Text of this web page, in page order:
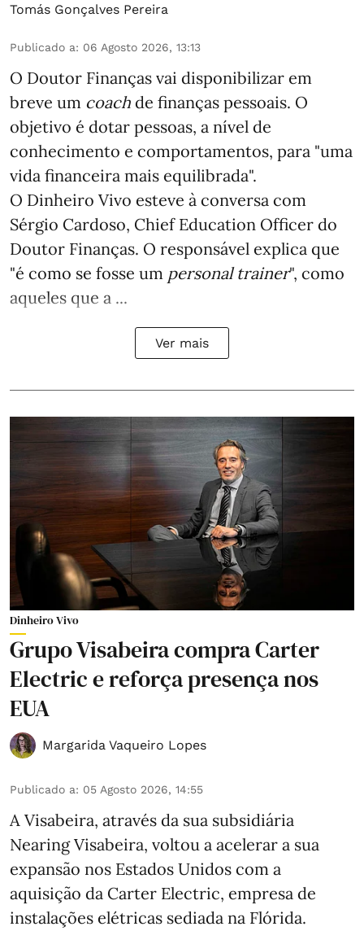
Tomás Gonçalves Pereira
Publicado a: 06 Agosto 2026, 13:13
O Doutor Finanças vai disponibilizar em
breve um coach de finanças pessoais. O
objetivo é dotar pessoas, a nível de
conhecimento e comportamentos, para "uma
vida financeira mais equilibrada".
O Dinheiro Vivo esteve à conversa com
Sérgio Cardoso, Chief Education Officer do
Doutor Finanças. O responsável explica que
"é como se fosse um personal trainer", como
aqueles que a ...
Ver mais
Dinheiro Vivo
Grupo Visabeira compra Carter
Electric e reforça presença nos
EUA
Margarida Vaqueiro Lopes
Publicado a: 05 Agosto 2026, 14:55
A Visabeira, através da sua subsidiária
Nearing Visabeira, voltou a acelerar a sua
expansão nos Estados Unidos com a
aquisição da Carter Electric, empresa de
instalações elétricas sediada na Flórida.